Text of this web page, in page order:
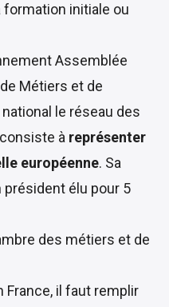
initiale ou
Assemblée
Métiers et de
national le réseau des
à représenter
européenne. Sa
élu pour 5
des métiers et de
France, il faut remplir